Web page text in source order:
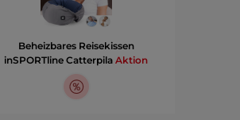
Beheizbares Reisekissen
inSPORTline Catterpila Aktion